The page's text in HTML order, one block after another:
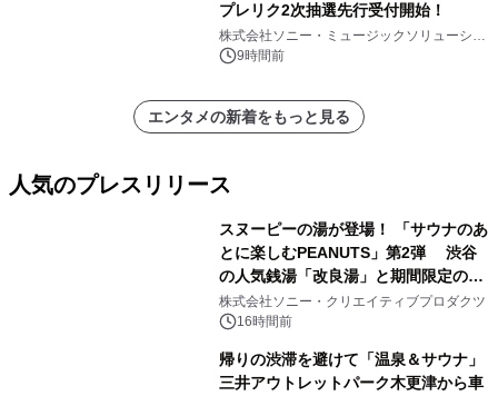
プレリク2次抽選先行受付開始！
株式会社ソニー・ミュージックソリューショ
ンズ9時間前
エンタメの新着をもっと見る
人気のプレスリリース
スヌーピーの湯が登場！ 「サウナのあ
とに楽しむPEANUTS」第2弾 渋谷
の人気銭湯「改良湯」と期間限定のコ
ラボレーション サウナイキタイコラ
ボグッズも発売決定！
株式会社ソニー・クリエイティブプロダクツ
16時間前
帰りの渋滞を避けて「温泉＆サウナ」
三井アウトレットパーク木更津から車